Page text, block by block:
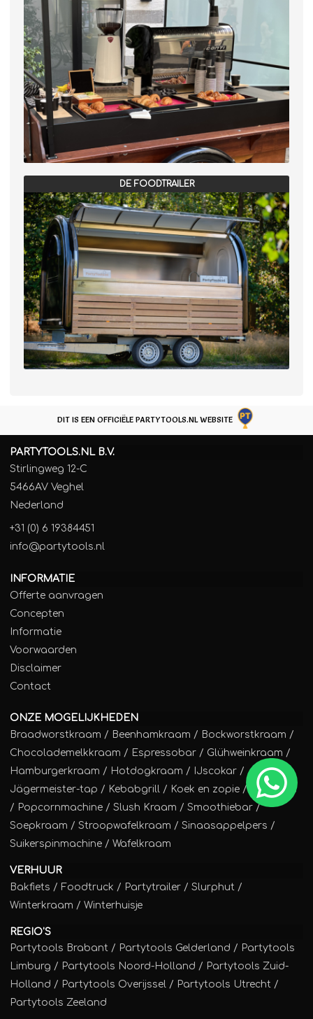
DE FOODTRAILER
DIT IS EEN OFFICIËLE PARTYTOOLS.NL WEBSITE
PARTYTOOLS.NL B.V.
Stirlingweg 12-C
5466AV Veghel
Nederland
+31 (0) 6 19384451
info@partytools.nl
INFORMATIE
Offerte aanvragen
Concepten
Informatie
Voorwaarden
Disclaimer
Contact
ONZE MOGELIJKHEDEN
Braadworstkraam / Beenhamkraam / Bockworstkraam /
Chocolademelkkraam / Espressobar / Glühweinkraam /
Hamburgerkraam / Hotdogkraam / IJscokar /
Jägermeister-tap / Kebabgrill / Koek en zopie /
Poffertjes
/ Popcornmachine / Slush Kraam / Smoothiebar /
Soepkraam / Stroopwafelkraam / Sinaasappelpers /
Suikerspinmachine / Wafelkraam
VERHUUR
Bakfiets / Foodtruck / Partytrailer / Slurphut /
Winterkraam / Winterhuisje
REGIO'S
Partytools Brabant / Partytools Gelderland / Partytools
Limburg / Partytools Noord-Holland / Partytools Zuid-
Holland / Partytools Overijssel / Partytools Utrecht /
Partytools Zeeland